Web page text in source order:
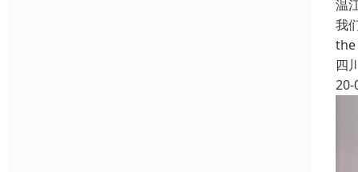
温
我
四
20-